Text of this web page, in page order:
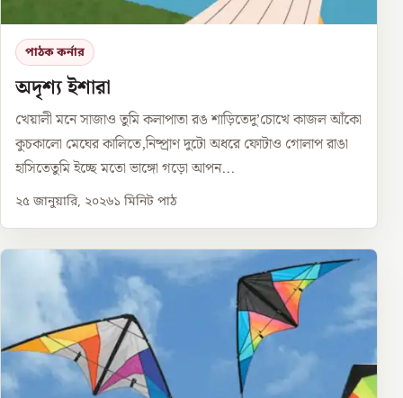
পাঠক কর্নার
অদৃশ্য ইশারা
খেয়ালী মনে সাজাও তুমি কলাপাতা রঙ শাড়িতেদু’চোখে কাজল আঁকো
কুচকালো মেঘের কালিতে,নিষ্প্রাণ দুটো অধরে ফোটাও গোলাপ রাঙা
হাসিতেতুমি ইচ্ছে মতো ভাঙ্গো গড়ো আপন...
২৫ জানুয়ারি, ২০২৬১ মিনিট পাঠ